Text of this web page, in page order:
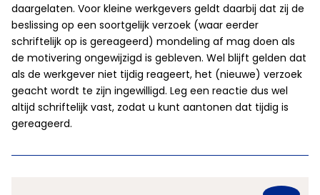
daargelaten. Voor kleine werkgevers geldt daarbij dat zij de
beslissing op een soortgelijk verzoek (waar eerder
schriftelijk op is gereageerd) mondeling af mag doen als
de motivering ongewijzigd is gebleven. Wel blijft gelden dat
als de werkgever niet tijdig reageert, het (nieuwe) verzoek
geacht wordt te zijn ingewilligd. Leg een reactie dus wel
altijd schriftelijk vast, zodat u kunt aantonen dat tijdig is
gereageerd.